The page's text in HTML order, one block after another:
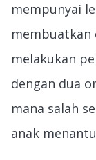
mempunyai
melakukan
dengan dua
mana salah
anak